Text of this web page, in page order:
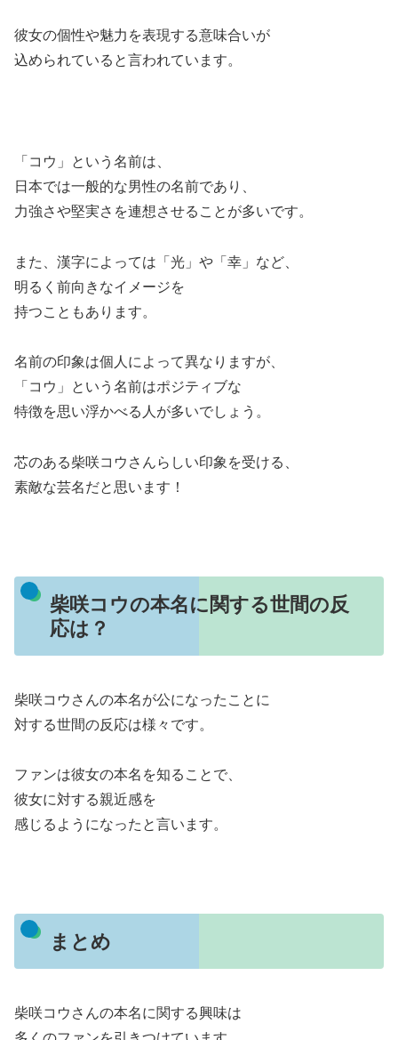
彼女の個性や魅力を表現する意味合いが
込められていると言われています。
「コウ」という名前は、
日本では一般的な男性の名前であり、
力強さや堅実さを連想させることが多いです。
また、漢字によっては「光」や「幸」など、
明るく前向きなイメージを
持つこともあります。
名前の印象は個人によって異なりますが、
「コウ」という名前はポジティブな
特徴を思い浮かべる人が多いでしょう。
芯のある柴咲コウさんらしい印象を受ける、
素敵な芸名だと思います！
柴咲コウの本名に関する世間の反
応は？
柴咲コウさんの本名が公になったことに
対する世間の反応は様々です。
ファンは彼女の本名を知ることで、
彼女に対する親近感を
感じるようになったと言います。
まとめ
柴咲コウさんの本名に関する興味は